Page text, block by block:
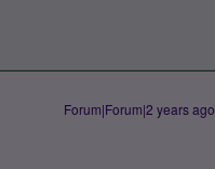
Forum|Forum|2 years ago